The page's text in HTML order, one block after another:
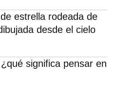
estrella rodeada de
desde el cielo
significa pensar en